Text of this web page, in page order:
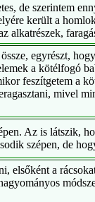
de szerintem
került a
alkatrészek,
egyrészt,
a kötélfogó
feszítgetem a
mivel
Az is látszik,
szépen, de
elsőként a